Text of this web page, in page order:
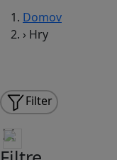
Domov
› Hry
Filter